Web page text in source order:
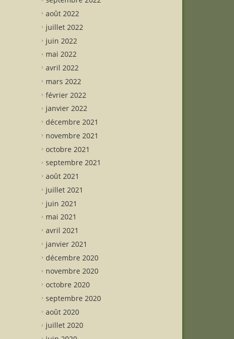
août 2022
juillet 2022
juin 2022
mai 2022
avril 2022
mars 2022
février 2022
janvier 2022
décembre 2021
novembre 2021
octobre 2021
septembre 2021
août 2021
juillet 2021
juin 2021
mai 2021
avril 2021
janvier 2021
décembre 2020
novembre 2020
octobre 2020
septembre 2020
août 2020
juillet 2020